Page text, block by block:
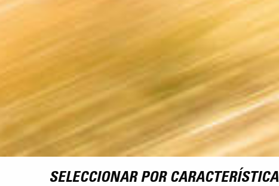
SELECCIONAR POR